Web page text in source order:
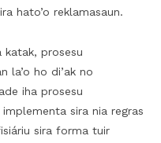
hato’o reklamasaun.
prosesu
la’o ho di’ak no
iha prosesu
implementa sira nia regras
sira forma tuir